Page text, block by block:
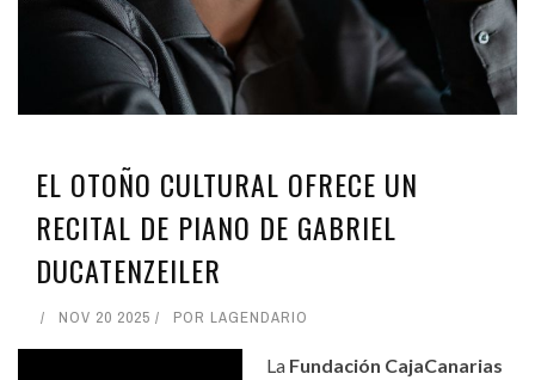
EL OTOÑO CULTURAL OFRECE UN
RECITAL DE PIANO DE GABRIEL
DUCATENZEILER
NOV 20 2025 POR LAGENDARIO
La Fundación CajaCanarias